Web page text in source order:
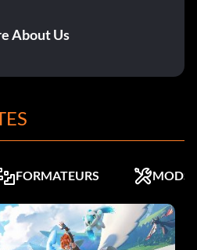
About Us
FORMATEURS MODS